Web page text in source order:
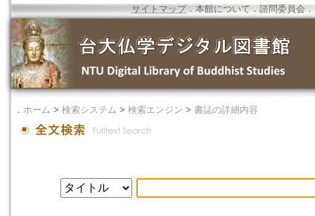
サイトマップ．本館について ． 諮問委員会 ．
． ホーム > 検索システム > 検索エンジン > 書誌の詳細内容